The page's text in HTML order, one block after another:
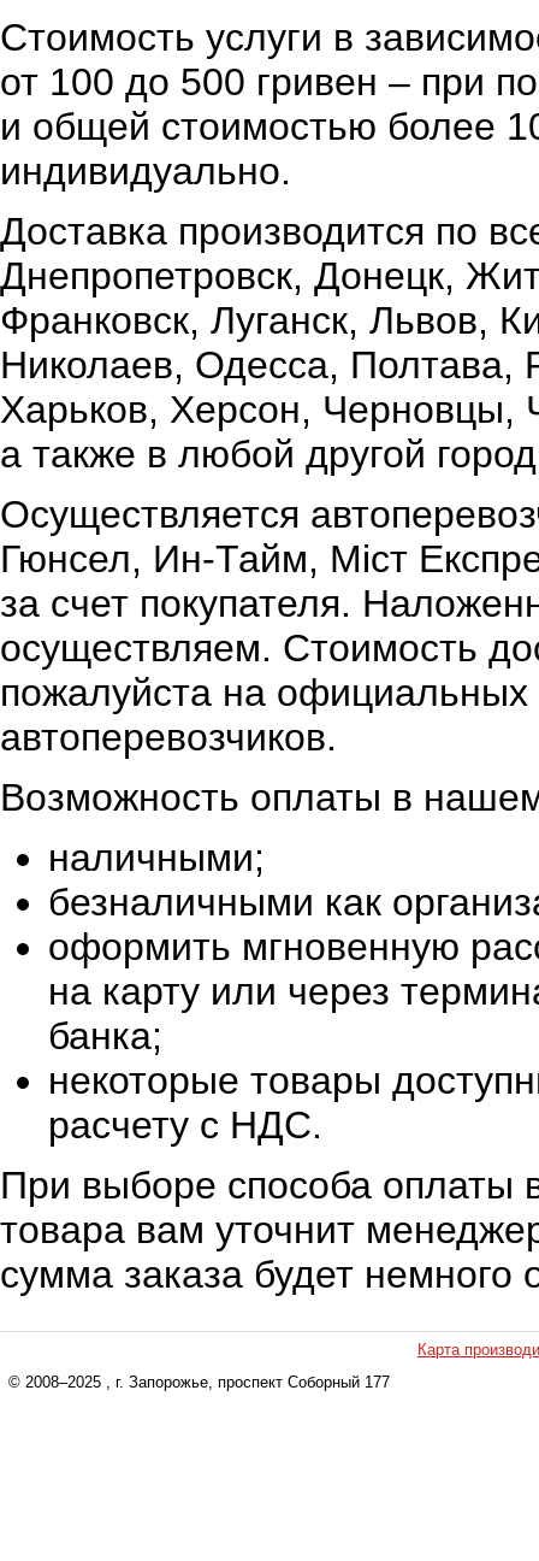
Стоимость услуги в
от 100 до 500 гривен – при
и общей стоимостью более
индивидуально.
Доставка производится по
Днепропетровск, Донецк,
Франковск, Луганск, Львов,
Николаев, Одесса,
Харьков, Херсон, Черновцы,
а также в любой другой
Осуществляется
Гюнсел, Ин-Тайм, Міст
за счет покупателя.
осуществляем. Стоимость
пожалуйста на официальных
автоперевозчиков.
Возможность оплаты в
наличными;
безналичными как
оформить мгновенную
на карту или через
банка;
некоторые товары
расчету с НДС.
При выборе способа оплаты
товара вам уточнит
сумма заказа будет немного
Карта
© 2008–2025 , г. Запорожье, проспект Соборный 177